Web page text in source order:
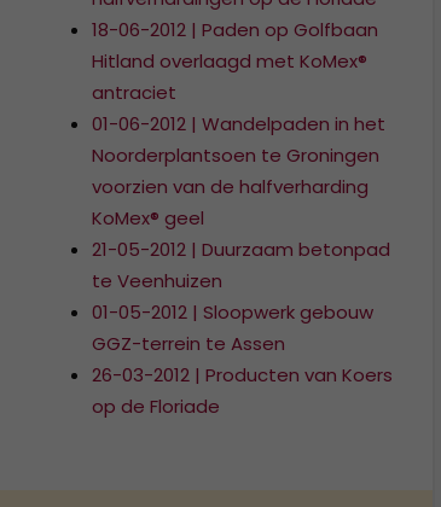
18-06-2012 | Paden op Golfbaan
Hitland overlaagd met KoMex®
antraciet
01-06-2012 | Wandelpaden in het
Noorderplantsoen te Groningen
voorzien van de halfverharding
KoMex® geel
21-05-2012 | Duurzaam betonpad
te Veenhuizen
01-05-2012 | Sloopwerk gebouw
GGZ-terrein te Assen
26-03-2012 | Producten van Koers
op de Floriade